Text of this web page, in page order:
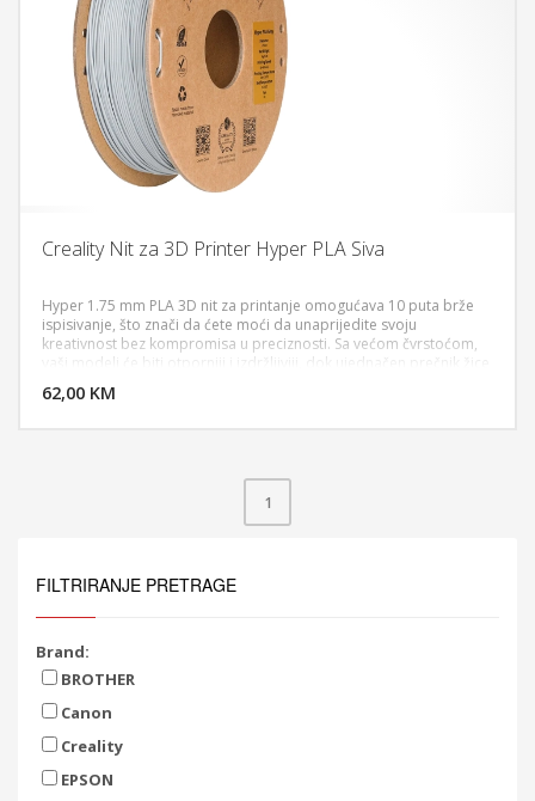
Creality Nit za 3D Printer Hyper PLA Siva
Hyper 1.75 mm PLA 3D nit za printanje omogućava 10 puta brže
ispisivanje, što znači da ćete moći da unaprijedite svoju
kreativnost bez kompromisa u preciznosti. Sa većom čvrstoćom,
vaši modeli će biti otporniji i izdržljiviji, dok ujednačen prečnik žice
ambalaža smanjuje negativan uticaj na životnu sredinu, dok visoka
62,00 KM
DODAJ U KORPU
1
FILTRIRANJE PRETRAGE
Brand:
BROTHER
Canon
Creality
EPSON